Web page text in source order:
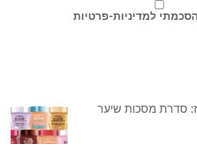
למדיניות-פרטיות
סדרת מסכות שיער